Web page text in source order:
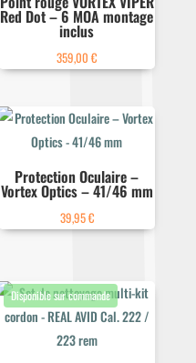
Red Dot – 6 MOA montage
inclus
359,00€
Protection Oculaire –
Vortex Optics – 41/46 mm
39,95€